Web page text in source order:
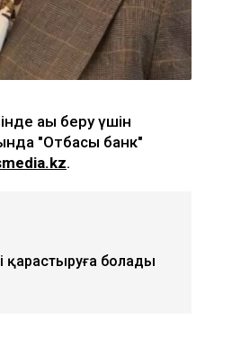
ақы беру үшін
"Отбасы банк"
.
қарастыруға болады